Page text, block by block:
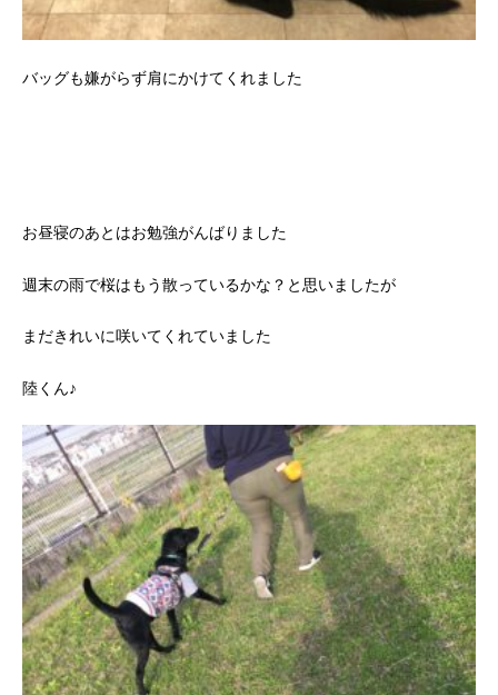
バッグも嫌がらず肩にかけてくれました
お昼寝のあとはお勉強がんばりました
週末の雨で桜はもう散っているかな？と思いましたが
まだきれいに咲いてくれていました
陸くん♪